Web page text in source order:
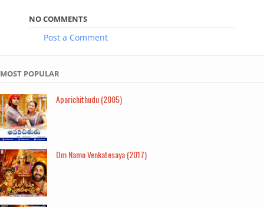
NO COMMENTS
Post a Comment
MOST POPULAR
Aparichithudu (2005)
Om Namo Venkatesaya (2017)